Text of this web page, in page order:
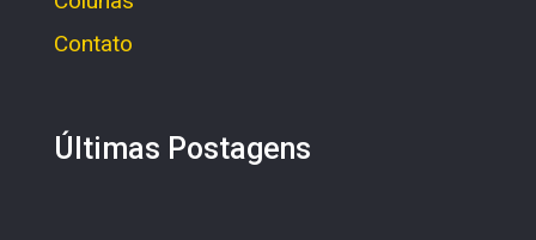
Contato
Últimas Postagens